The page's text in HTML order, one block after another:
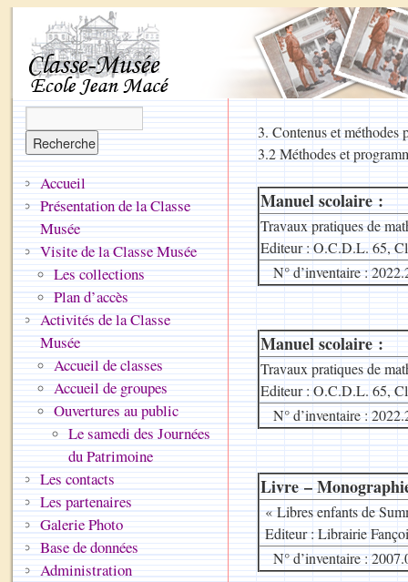
3. Contenus et méthodes
3.2 Méthodes et
Manuel scolaire :
Travaux pratiques de
Editeur : O.C.D.L. 65,
N° d’inventaire :
Manuel scolaire :
Travaux pratiques de
Editeur : O.C.D.L. 65,
N° d’inventaire :
Livre –
« Libres enfants de
Editeur : Librairie
N° d’inventaire :
Accueil
Présentation de la Classe
Musée
Visite de la Classe Musée
Les collections
Plan d’accès
Activités de la Classe
Musée
Accueil de classes
Accueil de groupes
Ouvertures au public
Le samedi des Journées
du Patrimoine
Les contacts
Les partenaires
Galerie Photo
Base de données
Administration